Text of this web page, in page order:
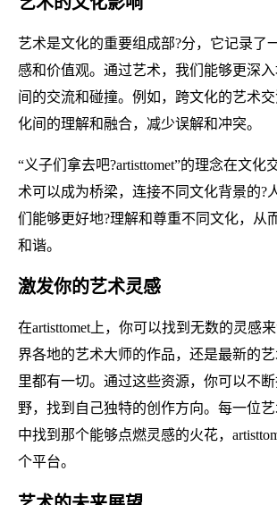
艺术是文化的重要组成部?分，它记录了
感和价值观。通过艺术，我们能够更深
间的交流和碰撞。例如，跨文化的艺术
化间的理解和融合，减少误解和冲突。
“义子们拿去吧?artisttomet”的理念在文化
术可以成为桥梁，连接不同文化背景的?
们能够更好地?理解和尊重不同文化，从
和谐。
激发你的艺术灵感
在artisttomet上，你可以找到无数的灵感
界各地的艺术大师的作品，还是最新的
里都有一切。通过这些资源，你可以不
野，找到自己独特的创作方向。每一位
中找到那个能够点燃灵感的火花，
个平台。